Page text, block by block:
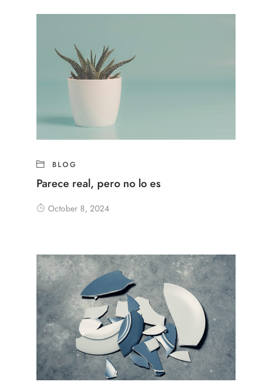
BLOG
Parece real, pero no lo es
October 8, 2024